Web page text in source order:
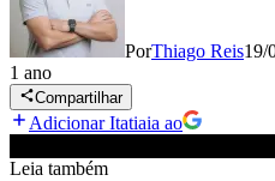
PorThiago Reis19/
1 ano
Compartilhar
Adicionar Itatiaia ao
Leia também